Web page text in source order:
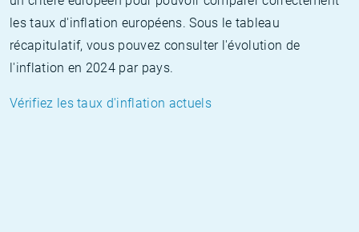
les taux d'inflation européens. Sous le tableau
récapitulatif, vous pouvez consulter l'évolution de
l'inflation en 2024 par pays.
Vérifiez les taux d'inflation actuels